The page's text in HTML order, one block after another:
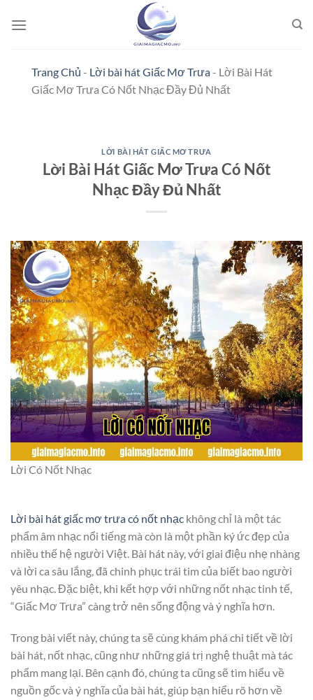
qua
Trang Chủ - Lời bài hát Giấc Mơ Trưa- Lời Bài Hát
Giấc Mơ Trưa Có Nốt Nhạc Đầy Đủ Nhất
LỜI BÀI HÁT GIẤC MƠ TRƯA
Lời Bài Hát Giấc Mơ Trưa Có Nốt
Nhạc Đầy Đủ Nhất
Lời Có Nốt Nhạc
Lời bài hát giấc mơ trưa có nốt nhạc không chỉ là một tác
phẩm âm nhạc nổi tiếng mà còn là một phần ký ức đẹp của
nhiều thế hệ người Việt. Bài hát này, với giai điệu nhẹ nhàng
và lời ca sâu lắng, đã chinh phục trái tim của biết bao người
yêu nhạc. Đặc biệt, khi kết hợp với những nốt nhạc tinh tế,
“Giấc Mơ Trưa” càng trở nên sống động và ý nghĩa hơn.
Trong bài viết này, chúng ta sẽ cùng khám phá chi tiết về lời
bài hát, nốt nhạc, cũng như những giá trị nghệ thuật mà tác
phẩm mang lại. Bên cạnh đó, chúng ta cũng sẽ tìm hiểu về
nguồn gốc và ý nghĩa của bài hát, giúp bạn hiểu rõ hơn về